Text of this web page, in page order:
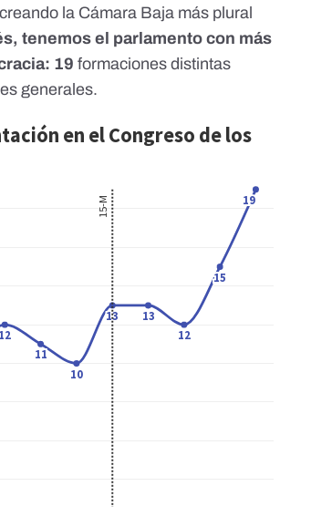
la Cámara Baja más plural
tenemos el parlamento con más
19formaciones distintas
generales.